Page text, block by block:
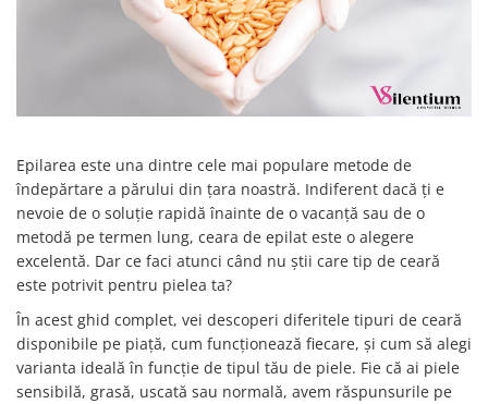
Scrub pentru Corp
Tratamente pentru Par
Epilarea este una dintre cele mai populare metode de
îndepărtare a părului din țara noastră. Indiferent dacă ți e
nevoie de o soluție rapidă înainte de o vacanță sau de o
metodă pe termen lung, ceara de epilat este o alegere
excelentă. Dar ce faci atunci când nu știi care tip de ceară
este potrivit pentru pielea ta?
În acest ghid complet, vei descoperi diferitele tipuri de ceară
disponibile pe piață, cum funcționează fiecare, și cum să alegi
varianta ideală în funcție de tipul tău de piele. Fie că ai piele
sensibilă, grasă, uscată sau normală, avem răspunsurile pe